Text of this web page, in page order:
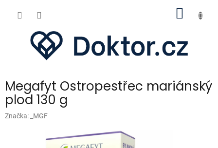
Megafyt Ostropestřec mariánský
plod 130 g
Značka: _MGF